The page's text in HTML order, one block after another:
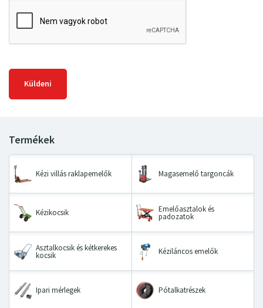
Küldeni
Kézi villás raklapemelők Magasemelő targoncák
Kézikocsik Emelőasztalok és
padozatok
Asztalkocsik és kétkerekes
kocsik Kéziláncos emelők
Ipari mérlegek Pótalkatrészek